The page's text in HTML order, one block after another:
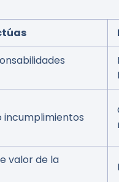
incumplimientos
valor de la